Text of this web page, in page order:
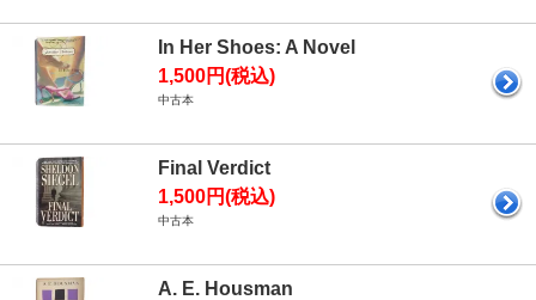
In Her Shoes: A Novel
1,500円(税込)
中古本
Final Verdict
1,500円(税込)
中古本
A. E. Housman